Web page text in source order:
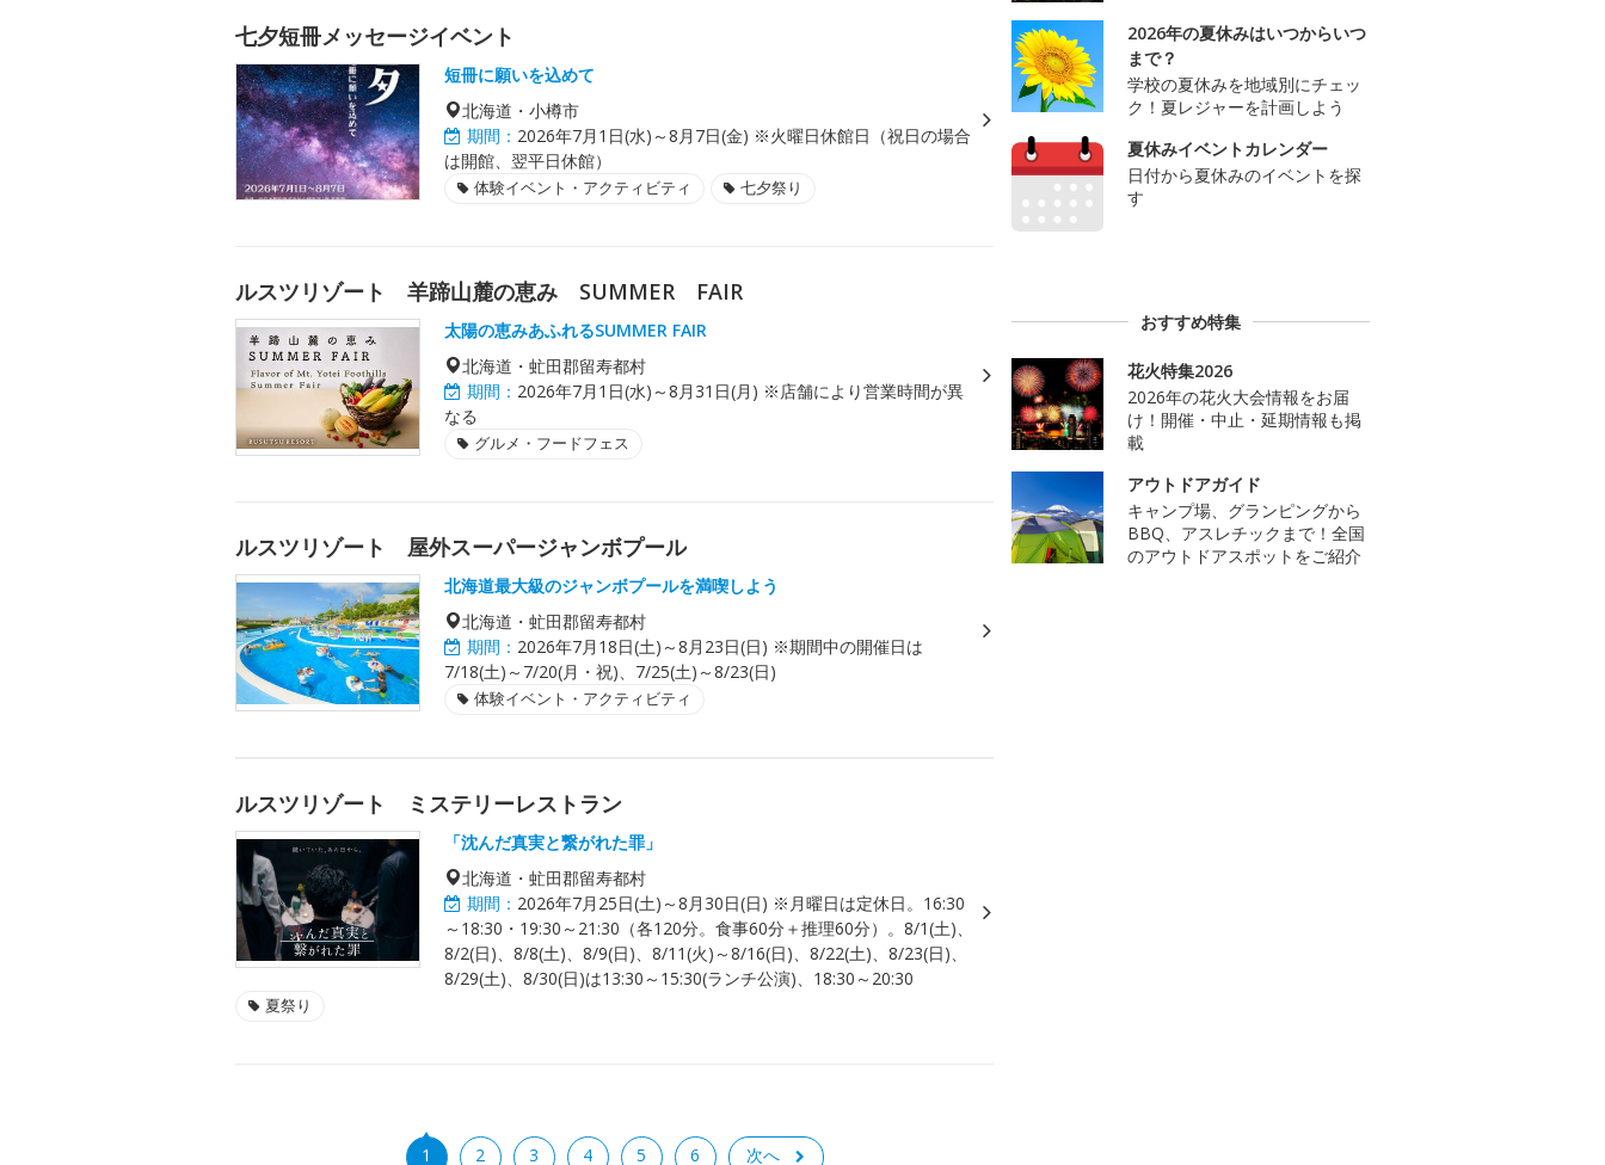
七夕短冊メッセージイベント
短冊に願いを込めて
北海道・小樽市
期間： 2026年7月1日(水)～8月7日(金) ※火曜日休館日（祝日の場合
は開館、翌平日休館）
体験イベント・アクティビティ 七夕祭り
ルスツリゾート 羊蹄山麓の恵み SUMMER FAIR
太陽の恵みあふれるSUMMER FAIR
北海道・虻田郡留寿都村
期間： 2026年7月1日(水)～8月31日(月) ※店舗により営業時間が異
なる
グルメ・フードフェス
ルスツリゾート 屋外スーパージャンボプール
北海道最大級のジャンボプールを満喫しよう
北海道・虻田郡留寿都村
期間： 2026年7月18日(土)～8月23日(日) ※期間中の開催日は
7/18(土)～7/20(月・祝)、7/25(土)～8/23(日)
体験イベント・アクティビティ
ルスツリゾート ミステリーレストラン
「沈んだ真実と繋がれた罪」
北海道・虻田郡留寿都村
期間： 2026年7月25日(土)～8月30日(日) ※月曜日は定休日。16:30
～18:30・19:30～21:30（各120分。食事60分＋推理60分）。8/1(土)、
8/2(日)、8/8(土)、8/9(日)、8/11(火)～8/16(日)、8/22(土)、8/23(日)、
8/29(土)、8/30(日)は13:30～15:30(ランチ公演)、18:30～20:30
夏祭り
1 2 3 4 5 6 次へ
2026年の夏休みはいつからいつ
まで？
学校の夏休みを地域別にチェッ
ク！夏レジャーを計画しよう
夏休みイベントカレンダー
日付から夏休みのイベントを探
す
おすすめ特集
花火特集2026
2026年の花火大会情報をお届
け！開催・中止・延期情報も掲
載
アウトドアガイド
キャンプ場、グランピングから
BBQ、アスレチックまで！全国
のアウトドアスポットをご紹介